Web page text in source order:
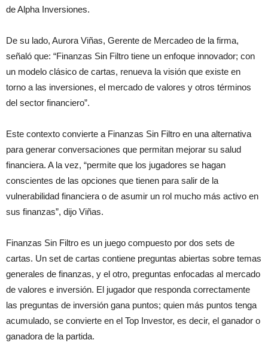
de Alpha Inversiones.
De su lado, Aurora Viñas, Gerente de Mercadeo de la firma,
señaló que: “Finanzas Sin Filtro tiene un enfoque innovador; con
un modelo clásico de cartas, renueva la visión que existe en
torno a las inversiones, el mercado de valores y otros términos
del sector financiero”.
Este contexto convierte a Finanzas Sin Filtro en una alternativa
para generar conversaciones que permitan mejorar su salud
financiera. A la vez, “permite que los jugadores se hagan
conscientes de las opciones que tienen para salir de la
vulnerabilidad financiera o de asumir un rol mucho más activo en
sus finanzas”, dijo Viñas.
Finanzas Sin Filtro es un juego compuesto por dos sets de
cartas. Un set de cartas contiene preguntas abiertas sobre temas
generales de finanzas, y el otro, preguntas enfocadas al mercado
de valores e inversión. El jugador que responda correctamente
las preguntas de inversión gana puntos; quien más puntos tenga
acumulado, se convierte en el Top Investor, es decir, el ganador o
ganadora de la partida.